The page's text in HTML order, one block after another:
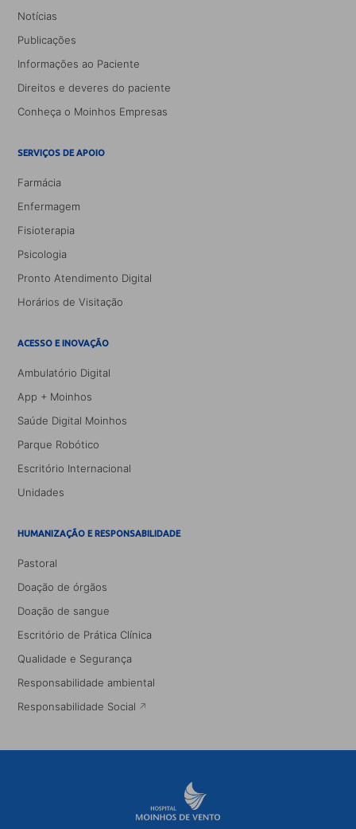
Notícias
Publicações
Informações ao Paciente
Direitos e deveres do paciente
Conheça o Moinhos Empresas
SERVIÇOS DE APOIO
Farmácia
Enfermagem
Fisioterapia
Psicologia
Pronto Atendimento Digital
Horários de Visitação
ACESSO E INOVAÇÃO
Ambulatório Digital
App + Moinhos
Saúde Digital Moinhos
Parque Robótico
Escritório Internacional
Unidades
HUMANIZAÇÃO E RESPONSABILIDADE
Pastoral
Doação de órgãos
Doação de sangue
Escritório de Prática Clínica
Qualidade e Segurança
Responsabilidade ambiental
Responsabilidade Social